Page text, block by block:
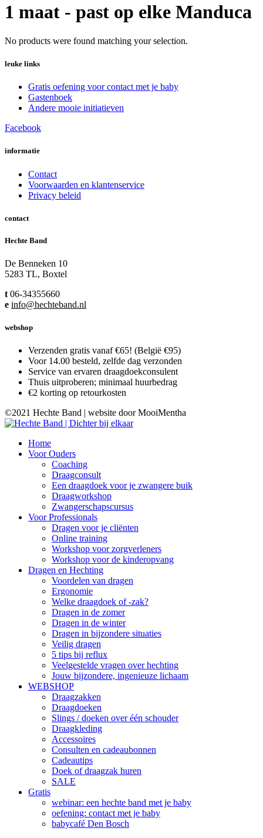
1 maat - past op elke Manduca
No products were found matching your selection.
leuke links
Gratis oefening voor contact met je baby
Gastenboek
Andere mooie initiatieven
Facebook
informatie
Contact
Voorwaarden en klantenservice
Privacy beleid
contact
Hechte Band
De Benneken 10
5283 TL, Boxtel
t 06-34355660
e info@hechteband.nl
webshop
Verzenden gratis vanaf €65! (België €95)
Voor 14.00 besteld, zelfde dag verzonden
Service van ervaren draagdoekconsulent
Thuis uitproberen; minimaal huurbedrag
€2 korting op retourkosten
©2021 Hechte Band | website door MooiMentha
Home
Voor Ouders
Coaching
Draagconsult
Een draagdoek voor je zwangere buik
Draagworkshop
Zwangerschapscursus
Voor Professionals
Dragen voor je cliënten
Online training
Workshop voor zorgverleners
Workshop voor de kinderopvang
Dragen en Hechting
Voordelen van dragen
Ergonomie
Welke draagdoek of -zak?
Dragen in de zomer
Dragen in de winter
Dragen in bijzondere situaties
Veilig dragen
5 tips bij reflux
Veelgestelde vragen over hechting
Jouw bijzondere, ingenieuze lichaam
WEBSHOP
Draagzakken
Draagdoeken
Slings / doeken over één schouder
Draagkleding
Accessoires
Consulten en cadeaubonnen
Cadeautips
Doek of draagzak huren
SALE
Gratis
webinar: een hechte band met je baby
oefening: contact met je baby
babycafé Den Bosch